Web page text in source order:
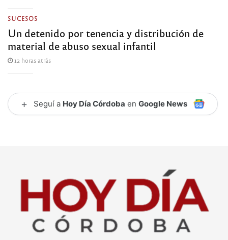
SUCESOS
Un detenido por tenencia y distribución de
material de abuso sexual infantil
12 horas atrás
+ Seguí a Hoy Día Córdoba en Google News